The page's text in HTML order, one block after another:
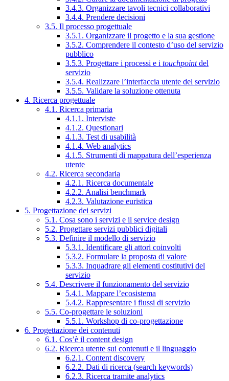
3.4.3. Organizzare tavoli tecnici collaborativi
3.4.4. Prendere decisioni
3.5. Il processo progettuale
3.5.1. Organizzare il progetto e la sua gestione
3.5.2. Comprendere il contesto d’uso del servizio
pubblico
3.5.3. Progettare i processi e i touchpointdel
servizio
3.5.4. Realizzare l’interfaccia utente del servizio
3.5.5. Validare la soluzione ottenuta
4. Ricerca progettuale
4.1. Ricerca primaria
4.1.1. Interviste
4.1.2. Questionari
4.1.3. Test di usabilità
4.1.4. Web analytics
4.1.5. Strumenti di mappatura dell’esperienza
utente
4.2. Ricerca secondaria
4.2.1. Ricerca documentale
4.2.2. Analisi benchmark
4.2.3. Valutazione euristica
5. Progettazione dei servizi
5.1. Cosa sono i servizi e il service design
5.2. Progettare servizi pubblici digitali
5.3. Definire il modello di servizio
5.3.1. Identificare gli attori coinvolti
5.3.2. Formulare la proposta di valore
5.3.3. Inquadrare gli elementi costitutivi del
servizio
5.4. Descrivere il funzionamento del servizio
5.4.1. Mappare l’ecosistema
5.4.2. Rappresentare i flussi di servizio
5.5. Co-progettare le soluzioni
5.5.1. Workshop di co-progettazione
6. Progettazione dei contenuti
6.1. Cos’è il content design
6.2. Ricerca utente sui contenuti e il linguaggio
6.2.1. Content discovery
6.2.2. Dati di ricerca (search keywords)
6.2.3. Ricerca tramite analytics